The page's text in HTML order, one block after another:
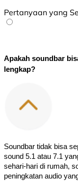
Pertanyaan yang
Apakah soundbar
lengkap?
Soundbar tidak bisa
sound 5.1 atau 7.1
sehari-hari di rumah,
peningkatan audio